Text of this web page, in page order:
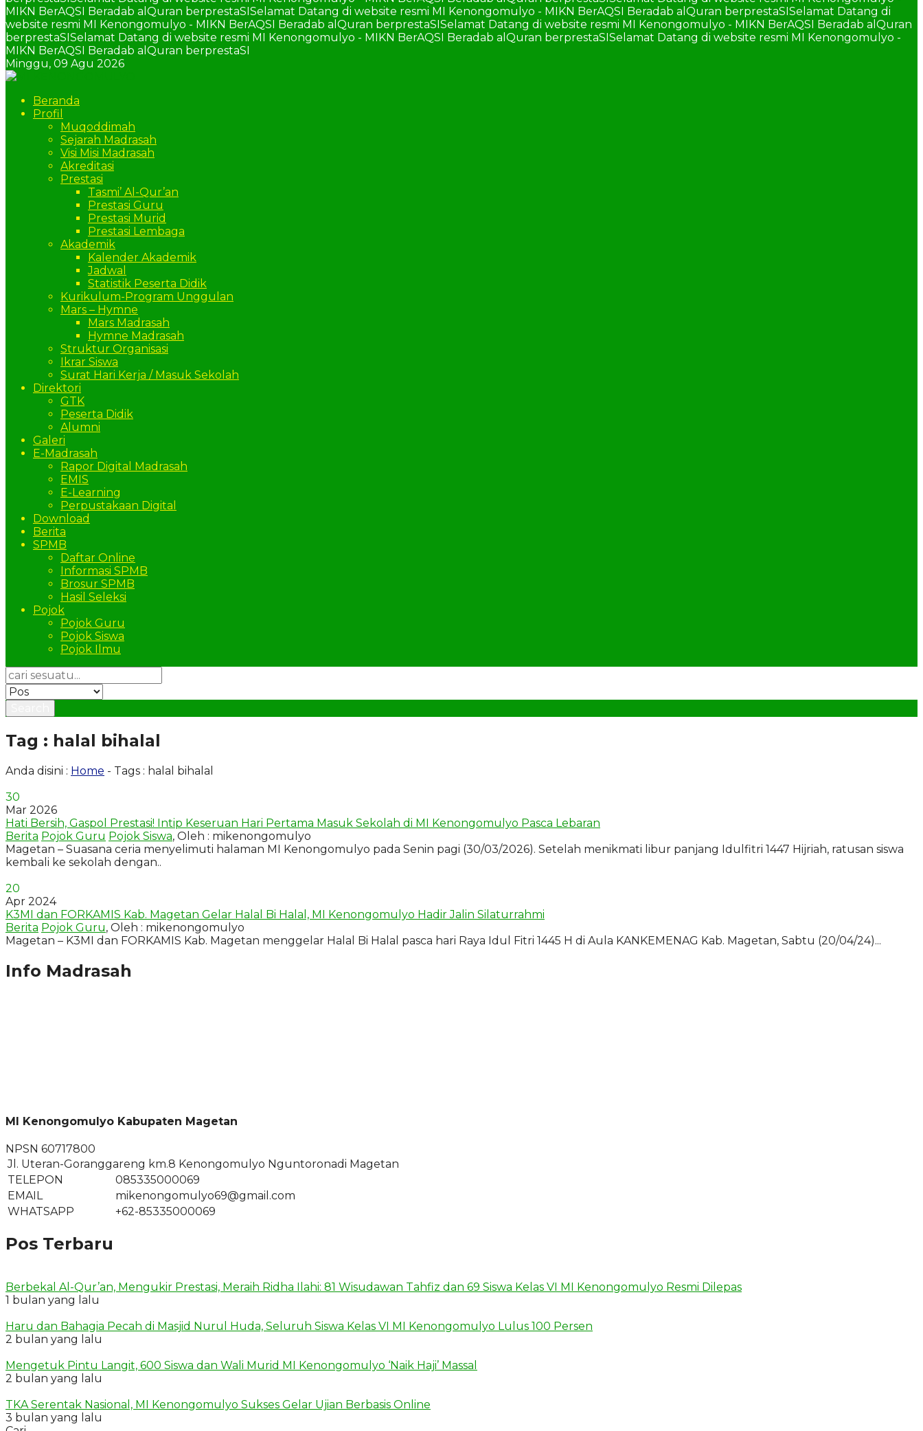
MIKN BerAQSI Beradab alQuran berprestaSISelamat Datang di website resmi MI Kenongomulyo - MIKN BerAQSI Beradab alQuran berprestaSISelamat Datang di
website resmi MI Kenongomulyo - MIKN BerAQSI Beradab alQuran berprestaSISelamat Datang di website resmi MI Kenongomulyo - MIKN BerAQSI Beradab alQuran
berprestaSISelamat Datang di website resmi MI Kenongomulyo - MIKN BerAQSI Beradab alQuran berprestaSISelamat Datang di website resmi MI Kenongomulyo -
MIKN BerAQSI Beradab alQuran berprestaSI
Minggu, 09 Agu 2026
Beranda
Profil
Muqoddimah
Sejarah Madrasah
Visi Misi Madrasah
Akreditasi
Prestasi
Tasmi’ Al-Qur’an
Prestasi Guru
Prestasi Murid
Prestasi Lembaga
Akademik
Kalender Akademik
Jadwal
Statistik Peserta Didik
Kurikulum-Program Unggulan
Mars – Hymne
Mars Madrasah
Hymne Madrasah
Struktur Organisasi
Ikrar Siswa
Surat Hari Kerja / Masuk Sekolah
Direktori
GTK
Peserta Didik
Alumni
Galeri
E-Madrasah
Rapor Digital Madrasah
EMIS
E-Learning
Perpustakaan Digital
Download
Berita
SPMB
Daftar Online
Informasi SPMB
Brosur SPMB
Hasil Seleksi
Pojok
Pojok Guru
Pojok Siswa
Pojok Ilmu
Tag : halal bihalal
Anda disini : Home - Tags : halal bihalal
30
Mar 2026
Hati Bersih, Gaspol Prestasi! Intip Keseruan Hari Pertama Masuk Sekolah di MI Kenongomulyo Pasca Lebaran
Berita Pojok Guru Pojok Siswa, Oleh : mikenongomulyo
Magetan – Suasana ceria menyelimuti halaman MI Kenongomulyo pada Senin pagi (30/03/2026). Setelah menikmati libur panjang Idulfitri 1447 Hijriah, ratusan siswa
kembali ke sekolah dengan..
20
Apr 2024
K3MI dan FORKAMIS Kab. Magetan Gelar Halal Bi Halal, MI Kenongomulyo Hadir Jalin Silaturrahmi
Berita Pojok Guru, Oleh : mikenongomulyo
Magetan – K3MI dan FORKAMIS Kab. Magetan menggelar Halal Bi Halal pasca hari Raya Idul Fitri 1445 H di Aula KANKEMENAG Kab. Magetan, Sabtu (20/04/24)...
Info Madrasah
MI Kenongomulyo Kabupaten Magetan
NPSN 60717800
Jl. Uteran-Goranggareng km.8 Kenongomulyo Nguntoronadi Magetan
TELEPON
085335000069
EMAIL
mikenongomulyo69@gmail.com
WHATSAPP
+62-85335000069
Pos Terbaru
Berbekal Al-Qur’an, Mengukir Prestasi, Meraih Ridha Ilahi: 81 Wisudawan Tahfiz dan 69 Siswa Kelas VI MI Kenongomulyo Resmi Dilepas
1 bulan yang lalu
Haru dan Bahagia Pecah di Masjid Nurul Huda, Seluruh Siswa Kelas VI MI Kenongomulyo Lulus 100 Persen
2 bulan yang lalu
Mengetuk Pintu Langit, 600 Siswa dan Wali Murid MI Kenongomulyo ‘Naik Haji’ Massal
2 bulan yang lalu
TKA Serentak Nasional, MI Kenongomulyo Sukses Gelar Ujian Berbasis Online
3 bulan yang lalu